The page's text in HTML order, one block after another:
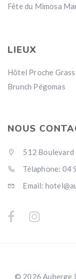
Fête du Mimosa
LIEUX
Hôtel Proche
Brunch Pégomas
NOUS
512 Boulevard
Télaphone: 04
Email:
© 2026 Auberge